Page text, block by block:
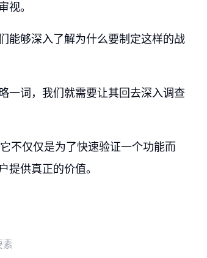
视。
能够深入了解为什么要制定这样的战
一词，我们就需要让其回去深入调查
不仅仅是为了快速验证一个功能而
提供真正的价值。
素